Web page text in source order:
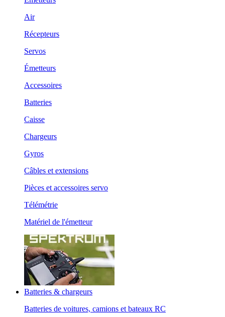
Air
Récepteurs
Servos
Émetteurs
Accessoires
Batteries
Caisse
Chargeurs
Gyros
Câbles et extensions
Pièces et accessoires servo
Télémétrie
Matériel de l'émetteur
Batteries & chargeurs
Batteries de voitures, camions et bateaux RC